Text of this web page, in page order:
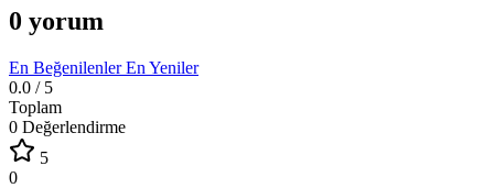
0 yorum
En BeğenilenlerEn Yeniler
0.0 / 5
Toplam
0 Değerlendirme
5
0